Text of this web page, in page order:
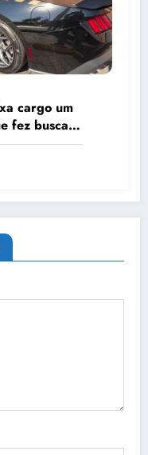
cargo um
fez buscas